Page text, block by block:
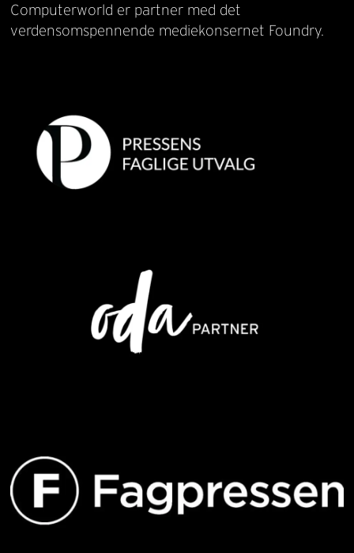
Computerworld er partner med det
verdensomspennende mediekonsernet Foundry.